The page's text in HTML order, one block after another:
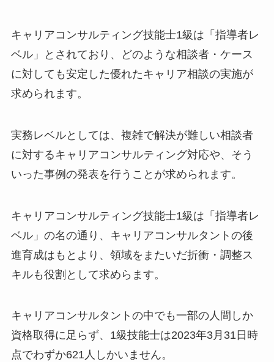
キャリアコンサルティング技能士1級は「指導者レ
ベル」とされており、どのような相談者・ケース
に対しても安定した優れたキャリア相談の実施が
求められます。
実務レベルとしては、複雑で解決が難しい相談者
に対するキャリアコンサルティング対応や、そう
いった事例の発表を行うことが求められます。
キャリアコンサルティング技能士1級は「指導者レ
ベル」の名の通り、キャリアコンサルタントの後
進育成はもとより、領域をまたいだ折衝・調整ス
キルも役割として求めらます。
キャリアコンサルタントの中でも一部の人間しか
資格取得に足らず、1級技能士は2023年3月31日時
点でわずか621人しかいません。